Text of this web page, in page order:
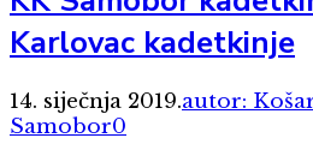
Karlovac kadetkinje
14. siječnja 2019.autor:
Samobor0